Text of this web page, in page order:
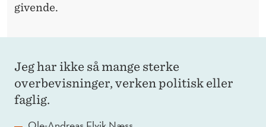
givende.
Jeg har ikke så mange sterke
overbevisninger, verken politisk eller
faglig.